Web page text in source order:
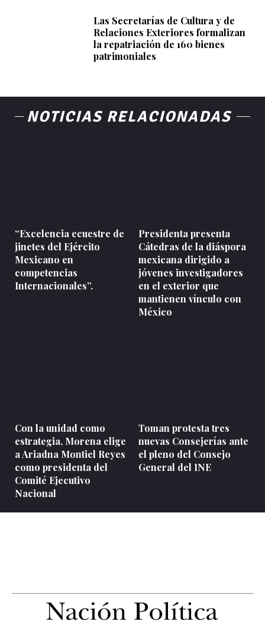
Las Secretarías de Cultura y de
Relaciones Exteriores formalizan
la repatriación de 160 bienes
patrimoniales
NOTICIAS RELACIONADAS
“Excelencia ecuestre de
jinetes del Ejército
Mexicano en
competencias
Internacionales”.
Presidenta presenta
Cátedras de la diáspora
mexicana dirigido a
jóvenes investigadores
en el exterior que
mantienen vínculo con
México
Con la unidad como
estrategia, Morena elige
a Ariadna Montiel Reyes
como presidenta del
Comité Ejecutivo
Nacional
Toman protesta tres
nuevas Consejerías ante
el pleno del Consejo
General del INE